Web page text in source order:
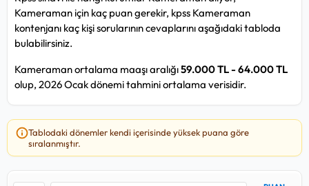
Kameraman için kaç puan gerekir, kpss Kameraman
kontenjanı kaç kişi sorularının cevaplarını aşağıdaki tabloda
bulabilirsiniz.
Kameraman ortalama maaşı aralığı59.000 TL - 64.000 TL
olup, 2026 Ocak dönemi tahmini ortalama verisidir.
Tablodaki dönemler kendi içerisinde yüksek puana göre
sıralanmıştır.